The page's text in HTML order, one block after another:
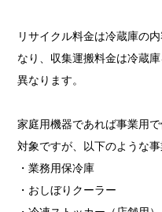
リサイクル料金は冷蔵庫の
なり、収集運搬料金は冷蔵
異なります。
家庭用機器であれば事業用
対象ですが、以下のような
・業務用保冷庫
・おしぼりクーラー